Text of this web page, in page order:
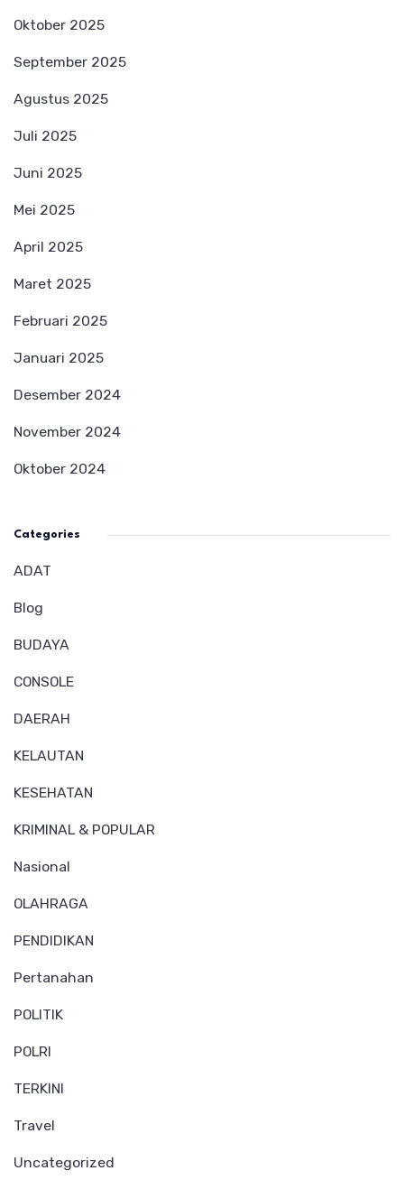
Oktober 2025
September 2025
Agustus 2025
Juli 2025
Juni 2025
Mei 2025
April 2025
Maret 2025
Februari 2025
Januari 2025
Desember 2024
November 2024
Oktober 2024
Categories
ADAT
Blog
BUDAYA
CONSOLE
DAERAH
KELAUTAN
KESEHATAN
KRIMINAL & POPULAR
Nasional
OLAHRAGA
PENDIDIKAN
Pertanahan
POLITIK
POLRI
TERKINI
Travel
Uncategorized